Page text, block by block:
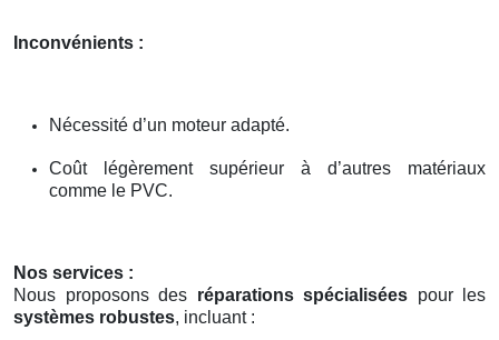
Inconvénients :
Nécessité d’un moteur adapté.
Coût légèrement supérieur à d’autres matériaux
comme le PVC.
Nos services :
Nous proposons des réparations spécialisées pour les
systèmes robustes, incluant :